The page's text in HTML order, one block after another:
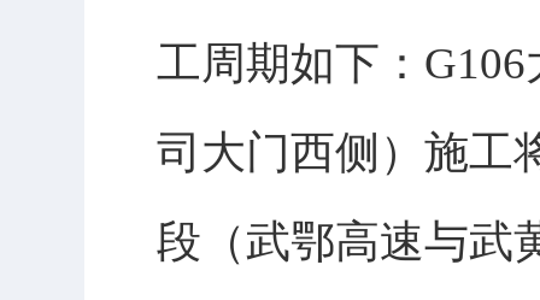
工周期如下：
司大门西侧）施工
段（武鄂高速与武